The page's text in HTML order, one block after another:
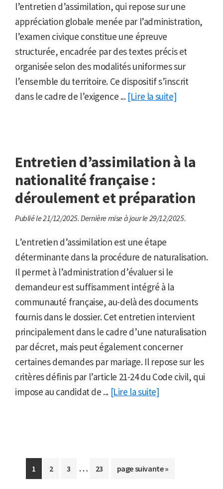
l’entretien d’assimilation, qui repose sur une
appréciation globale menée par l’administration,
l’examen civique constitue une épreuve
structurée, encadrée par des textes précis et
organisée selon des modalités uniformes sur
l’ensemble du territoire. Ce dispositif s’inscrit
dans le cadre de l’exigence ... [Lire la suite]
Entretien d’assimilation à la
nationalité française :
déroulement et préparation
Publié le 21/12/2025. Dernière mise à jour le 29/12/2025.
L’entretien d’assimilation est une étape
déterminante dans la procédure de naturalisation.
Il permet à l’administration d’évaluer si le
demandeur est suffisamment intégré à la
communauté française, au-delà des documents
fournis dans le dossier. Cet entretien intervient
principalement dans le cadre d’une naturalisation
par décret, mais peut également concerner
certaines demandes par mariage. Il repose sur les
critères définis par l’article 21-24 du Code civil, qui
impose au candidat de ... [Lire la suite]
Aller
à
1
Aller
2
Aller
3
Pages
…
Aller
23
Aller
page suivante »